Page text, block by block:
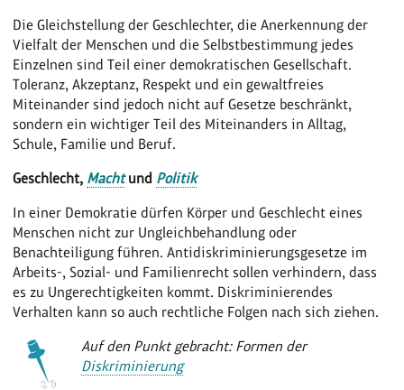
Die Gleichstellung der Geschlechter, die Anerkennung der
Vielfalt der Menschen und die Selbstbestimmung jedes
Einzelnen sind Teil einer demokratischen Gesellschaft.
Toleranz, Akzeptanz, Respekt und ein gewaltfreies
Miteinander sind jedoch nicht auf Gesetze beschränkt,
sondern ein wichtiger Teil des Miteinanders in Alltag,
Schule, Familie und Beruf.
Geschlecht, Machtund Politik
In einer Demokratie dürfen Körper und Geschlecht eines
Menschen nicht zur Ungleichbehandlung oder
Benachteiligung führen. Antidiskriminierungsgesetze im
Arbeits-, Sozial- und Familienrecht sollen verhindern, dass
es zu Ungerechtigkeiten kommt. Diskriminierendes
Verhalten kann so auch rechtliche Folgen nach sich ziehen.
Auf den Punkt gebracht: Formen der
Diskriminierung